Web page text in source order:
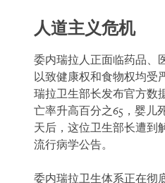
人道主义危机
委内瑞拉人正面临药品、
以致健康权和食物权均受
瑞拉卫生部长发布官方数
亡率升高百分之65，婴儿
天后，这位卫生部长遭到
流行病学公告。
委内瑞拉卫生体系正在彻